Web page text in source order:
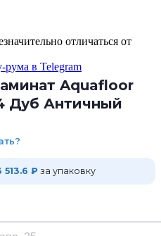
отличаться от
рума в Telegram
Aquafloor
Дуб Античный
513.6 ₽ за упаковку